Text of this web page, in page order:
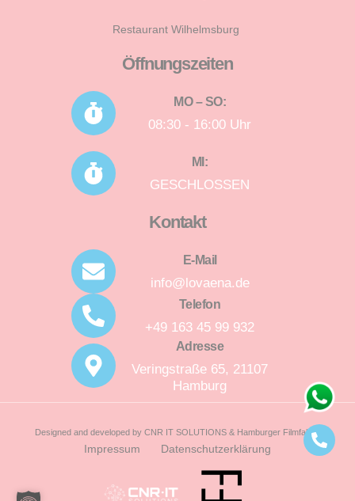
Restaurant Wilhelmsburg
Öffnungszeiten
MO – SO:
08:30 - 16:00 Uhr
MI:
GESCHLOSSEN
Kontakt
E-Mail
info@lovaena.de
Telefon
+49 163 45 99 932
Adresse
Veringstraße 65, 21107
Hamburg
Designed and developed by CNR IT SOLUTIONS & Hamburger Filmfabrik
Impressum Datenschutz­erklärung